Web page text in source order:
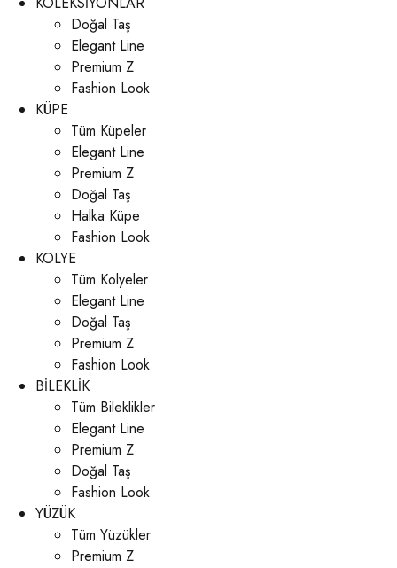
Doğal Taş
Elegant Line
Premium Z
Fashion Look
KÜPE
Tüm Küpeler
Elegant Line
Premium Z
Doğal Taş
Halka Küpe
Fashion Look
KOLYE
Tüm Kolyeler
Elegant Line
Doğal Taş
Premium Z
Fashion Look
BİLEKLİK
Tüm Bileklikler
Elegant Line
Premium Z
Doğal Taş
Fashion Look
YÜZÜK
Tüm Yüzükler
Premium Z